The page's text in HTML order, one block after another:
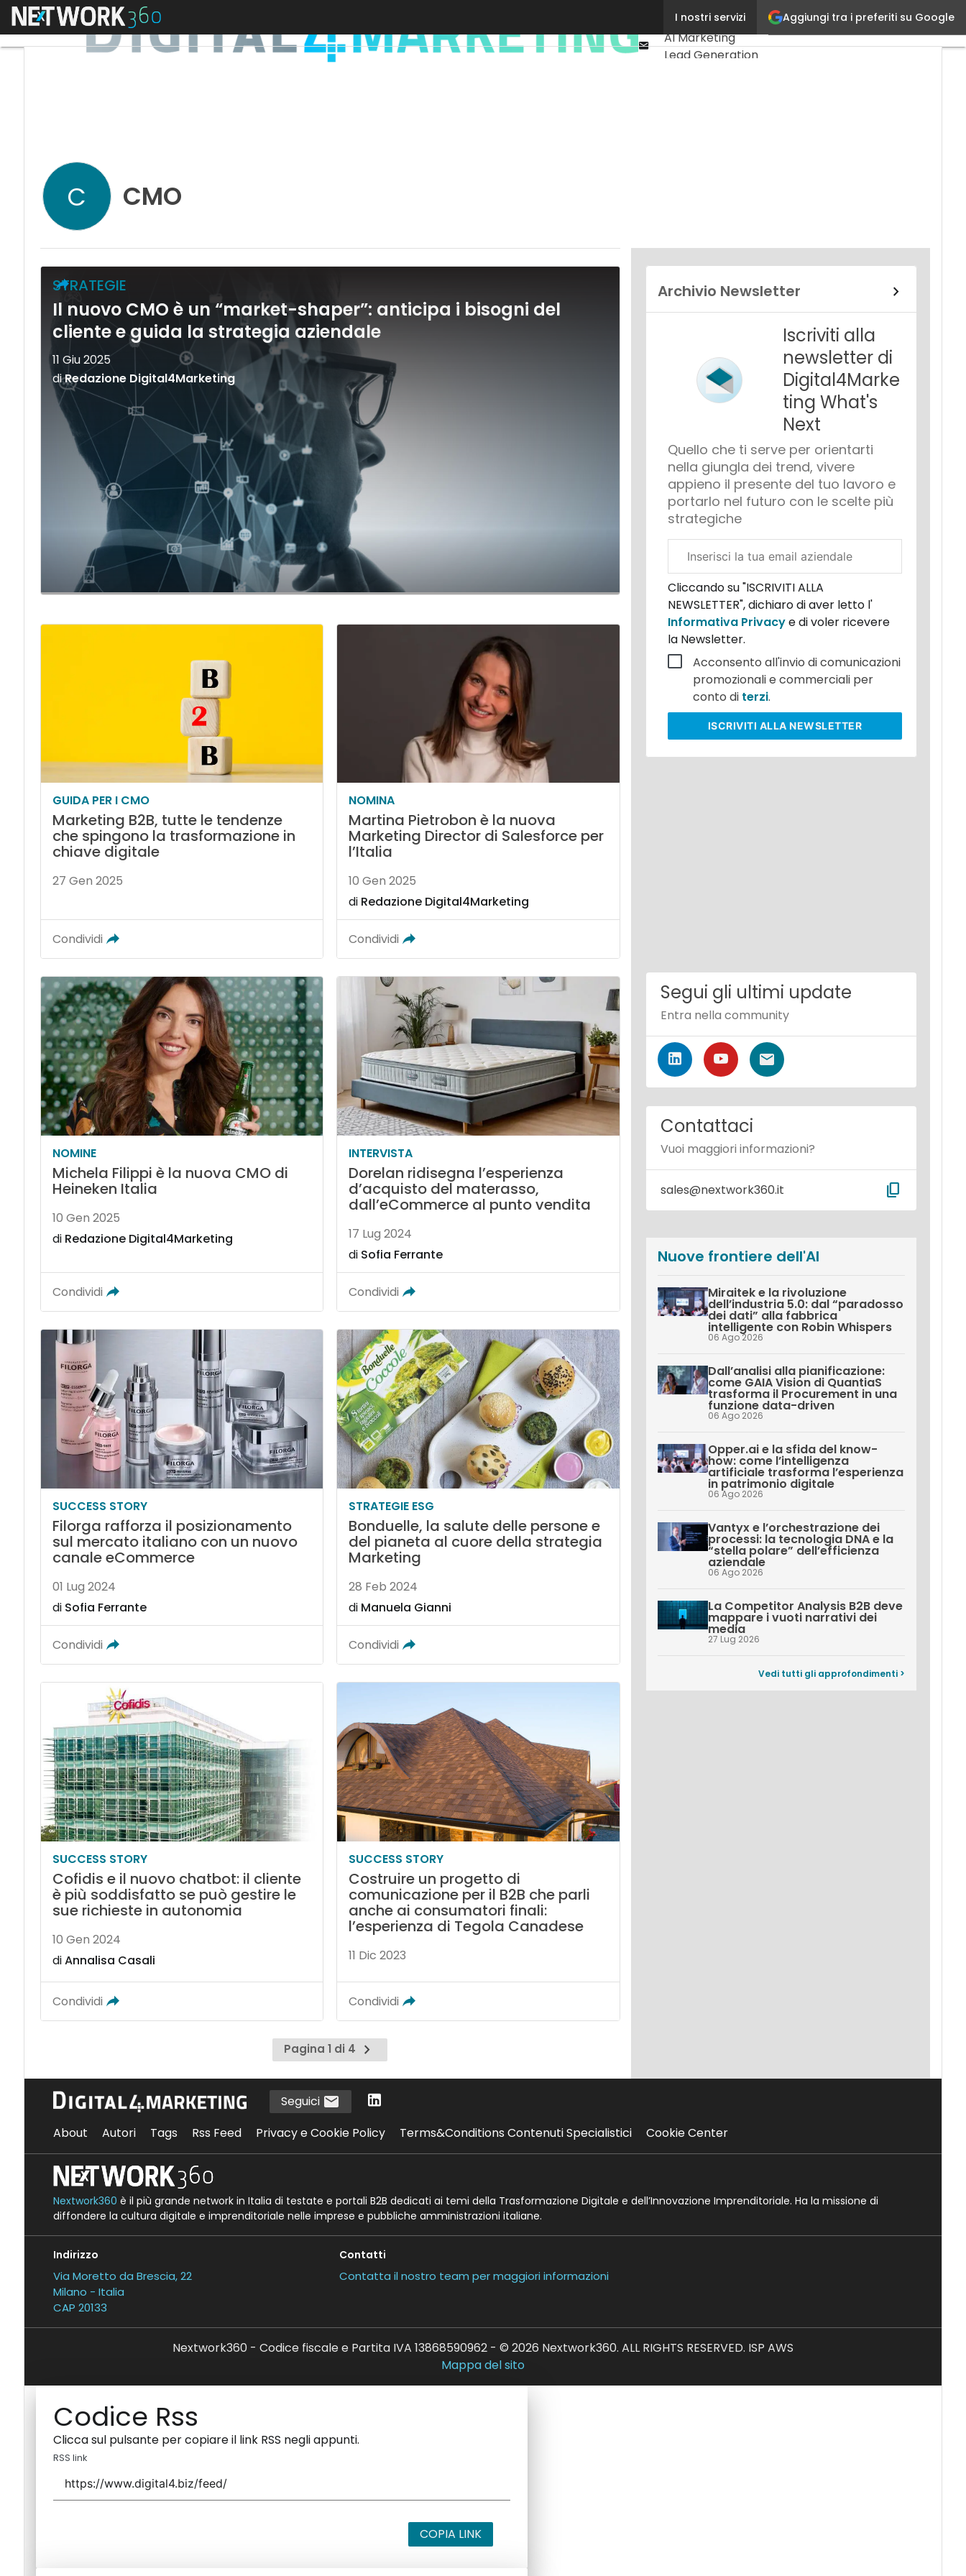
Aggiungi tra i preferiti su Google
I nostri servizi
Menu
Youtube-
play
Email
Ultimi articoli
AI Marketing
Lead Generation
C CMO
STRATEGIE
Il nuovo CMO è un “market-shaper”: anticipa i bisogni del
cliente e guida la strategia aziendale
11 Giu 2025
diRedazione Digital4Marketing
GUIDA PER I CMO
Marketing B2B, tutte le tendenze
che spingono la trasformazione in
chiave digitale
27 Gen 2025
Condividi
NOMINA
Martina Pietrobon è la nuova
Marketing Director di Salesforce per
l’Italia
10 Gen 2025
di Redazione Digital4Marketing
Condividi
NOMINE
Michela Filippi è la nuova CMO di
Heineken Italia
10 Gen 2025
di Redazione Digital4Marketing
Condividi
INTERVISTA
Dorelan ridisegna l’esperienza
d’acquisto del materasso,
dall’eCommerce al punto vendita
17 Lug 2024
di Sofia Ferrante
Condividi
SUCCESS STORY
Filorga rafforza il posizionamento
sul mercato italiano con un nuovo
canale eCommerce
01 Lug 2024
di Sofia Ferrante
Condividi
STRATEGIE ESG
Bonduelle, la salute delle persone e
del pianeta al cuore della strategia
Marketing
28 Feb 2024
di Manuela Gianni
Condividi
SUCCESS STORY
Cofidis e il nuovo chatbot: il cliente
è più soddisfatto se può gestire le
sue richieste in autonomia
10 Gen 2024
diAnnalisa Casali
Condividi
SUCCESS STORY
Costruire un progetto di
comunicazione per il B2B che parli
anche ai consumatori finali:
l’esperienza di Tegola Canadese
11 Dic 2023
Condividi
Pagina 1 di 4
Pagina
successiva
Archivio Newsletter
Iscriviti alla
newsletter di
Digital4Marke
ting What's
Next
Quello che ti serve per orientarti
nella giungla dei trend, vivere
appieno il presente del tuo lavoro e
portarlo nel futuro con le scelte più
strategiche
aziendale
Cliccando su "ISCRIVITI ALLA
NEWSLETTER", dichiaro di aver letto l'
Informativa Privacye di voler ricevere
la Newsletter.
Acconsento all'invio di comunicazioni
promozionali e commerciali per
conto di terzi.
ISCRIVITI ALLA NEWSLETTER
Segui gli ultimi update
Entra nella community
Contattaci
Vuoi maggiori informazioni?
sales@nextwork360.it content_copy
Nuove frontiere dell'AI
Miraitek e la rivoluzione
dell’industria 5.0: dal “paradosso
dei dati” alla fabbrica
intelligente con Robin Whispers
06 Ago 2026
Dall’analisi alla pianificazione:
come GAIA Vision di QuantiaS
trasforma il Procurement in una
funzione data-driven
06 Ago 2026
Opper.ai e la sfida del know-
how: come l’intelligenza
artificiale trasforma l’esperienza
in patrimonio digitale
06 Ago 2026
Vantyx e l’orchestrazione dei
processi: la tecnologia DNA e la
“stella polare” dell’efficienza
aziendale
06 Ago 2026
La Competitor Analysis B2B deve
mappare i vuoti narrativi dei
media
27 Lug 2026
Vedi tutti gli approfondimenti >
Seguici
About
Autori Tags Rss Feed Privacy e Cookie Policy Terms&Conditions Contenuti Specialistici Cookie Center
Nextwork360 è il più grande network in Italia di testate e portali B2B dedicati ai temi della Trasformazione Digitale e dell’Innovazione Imprenditoriale. Ha la missione di
diffondere la cultura digitale e imprenditoriale nelle imprese e pubbliche amministrazioni italiane.
Indirizzo
Via Moretto da Brescia, 22
Milano - Italia
CAP 20133
Contatti
Contatta il nostro team per maggiori informazioni
Nextwork360 - Codice fiscale e Partita IVA 13868590962 - © 2026 Nextwork360. ALL RIGHTS RESERVED. ISP AWS
Mappa del sito
Codice Rss
Clicca sul pulsante per copiare il link RSS negli appunti.
RSS link
COPIA LINK